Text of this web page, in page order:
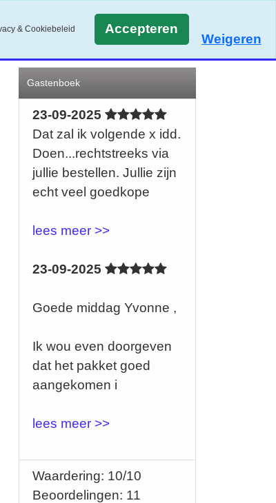
Gastenboek
23-09-2025
Dat zal ik volgende x idd.
Doen...rechtstreeks via
jullie bestellen. Jullie zijn
echt veel goedkope
lees meer >>
23-09-2025
Goede middag Yvonne ,
Ik wou even doorgeven
dat het pakket goed
aangekomen i
lees meer >>
Waardering: 10/10
Beoordelingen: 11
& Cookiebeleid Accepteren
Weigeren